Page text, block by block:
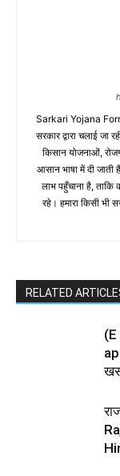
Sarkari Yojana Form
सरकार द्वारा चलाई
किसान योजनाओं,
आसान भाषा में दी जाती
लाभ पहुँचाना है, ताकि
रहे। हमारा किसी भी
RELATED
(E